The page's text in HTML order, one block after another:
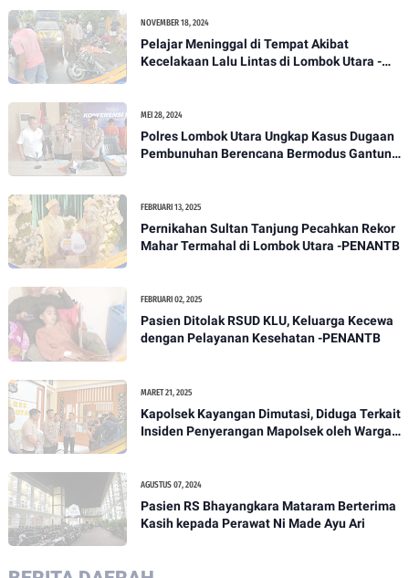
NOVEMBER 18, 2024
Pelajar Meninggal di Tempat Akibat
Kecelakaan Lalu Lintas di Lombok Utara -
MEI 28, 2024
Polres Lombok Utara Ungkap Kasus Dugaan
Pembunuhan Berencana Bermodus Gantung
FEBRUARI 13, 2025
Pernikahan Sultan Tanjung Pecahkan Rekor
Mahar Termahal di Lombok Utara -PENANTB
FEBRUARI 02, 2025
Pasien Ditolak RSUD KLU, Keluarga Kecewa
dengan Pelayanan Kesehatan -PENANTB
MARET 21, 2025
Kapolsek Kayangan Dimutasi, Diduga Terkait
Insiden Penyerangan Mapolsek oleh Warga -
AGUSTUS 07, 2024
Pasien RS Bhayangkara Mataram Berterima
Kasih kepada Perawat Ni Made Ayu Ari